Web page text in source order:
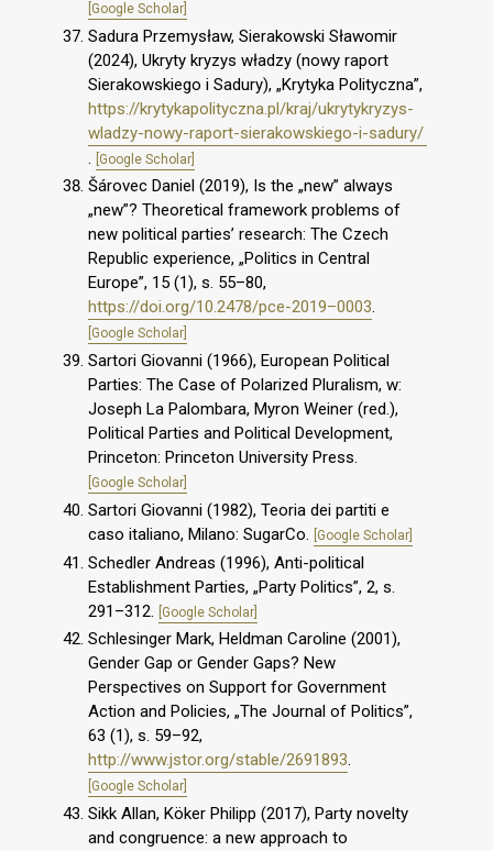
[Google Scholar]
Sadura Przemysław, Sierakowski Sławomir
(2024), Ukryty kryzys władzy (nowy raport
Sierakowskiego i Sadury), „Krytyka Polityczna”,
https://krytykapolityczna.pl/kraj/ukrytykryzys-
wladzy-nowy-raport-sierakowskiego-i-sadury/
.
[Google Scholar]
Šárovec Daniel (2019), Is the „new” always
„new”? Theoretical framework problems of
new political parties’ research: The Czech
Republic experience, „Politics in Central
Europe”, 15 (1), s. 55–80,
https://doi.org/10.2478/pce-2019–0003.
[Google Scholar]
Sartori Giovanni (1966), European Political
Parties: The Case of Polarized Pluralism, w:
Joseph La Palombara, Myron Weiner (red.),
Political Parties and Political Development,
Princeton: Princeton University Press.
[Google Scholar]
Sartori Giovanni (1982), Teoria dei partiti e
caso italiano, Milano: SugarCo.
[Google Scholar]
Schedler Andreas (1996), Anti-political
Establishment Parties, „Party Politics”, 2, s.
291–312.
[Google Scholar]
Schlesinger Mark, Heldman Caroline (2001),
Gender Gap or Gender Gaps? New
Perspectives on Support for Government
Action and Policies, „The Journal of Politics”,
63 (1), s. 59–92,
http://www.jstor.org/stable/2691893.
[Google Scholar]
Sikk Allan, Köker Philipp (2017), Party novelty
and congruence: a new approach to